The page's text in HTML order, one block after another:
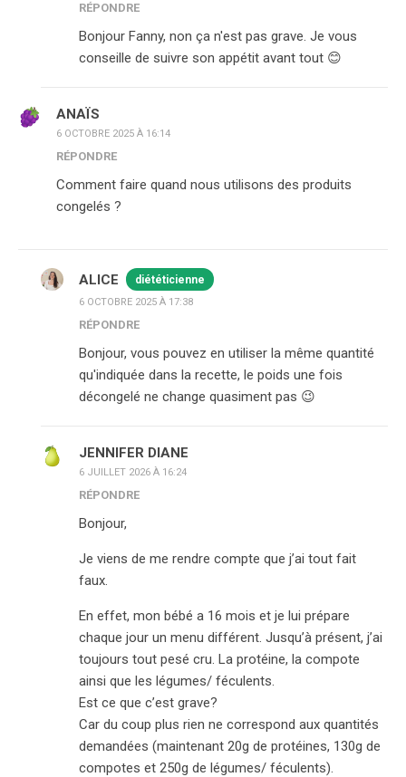
RÉPONDRE
Bonjour Fanny, non ça n'est pas grave. Je vous
conseille de suivre son appétit avant tout 😊
ANAÏS
6 OCTOBRE 2025 À 16:14
RÉPONDRE
Comment faire quand nous utilisons des produits
congelés ?
ALICE diététicienne
6 OCTOBRE 2025 À 17:38
RÉPONDRE
Bonjour, vous pouvez en utiliser la même quantité
qu'indiquée dans la recette, le poids une fois
décongelé ne change quasiment pas 😉
JENNIFER DIANE
6 JUILLET 2026 À 16:24
RÉPONDRE
Bonjour,
Je viens de me rendre compte que j’ai tout fait
faux.
En effet, mon bébé a 16 mois et je lui prépare
chaque jour un menu différent. Jusqu’à présent, j’ai
toujours tout pesé cru. La protéine, la compote
ainsi que les légumes/ féculents.
Est ce que c’est grave?
Car du coup plus rien ne correspond aux quantités
demandées (maintenant 20g de protéines, 130g de
compotes et 250g de légumes/ féculents).